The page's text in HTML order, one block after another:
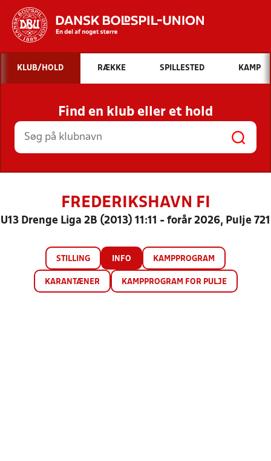
Hvad vil du søge efter?
INDHOLD OG NYHEDER
STILLINGER, RESULTATER, KLUBBER OG
HOLD
KLUB/HOLD RÆKKE SPILLESTED KAMP
Find en klub eller et hold
FREDERIKSHAVN FI
U13 Drenge Liga 2B (2013) 11:11 - forår 2026, Pulje 721
STILLING INFO KAMPPROGRAM
KARANTÆNER KAMPPROGRAM FOR PULJE